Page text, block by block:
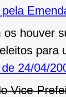
houver
para
24/04/
Vice-